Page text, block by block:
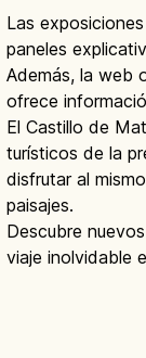
Las
paneles
Además, la web
ofrece
El Castillo de
turísticos de la
disfrutar al
paisajes.
Descubre
viaje inolvidable